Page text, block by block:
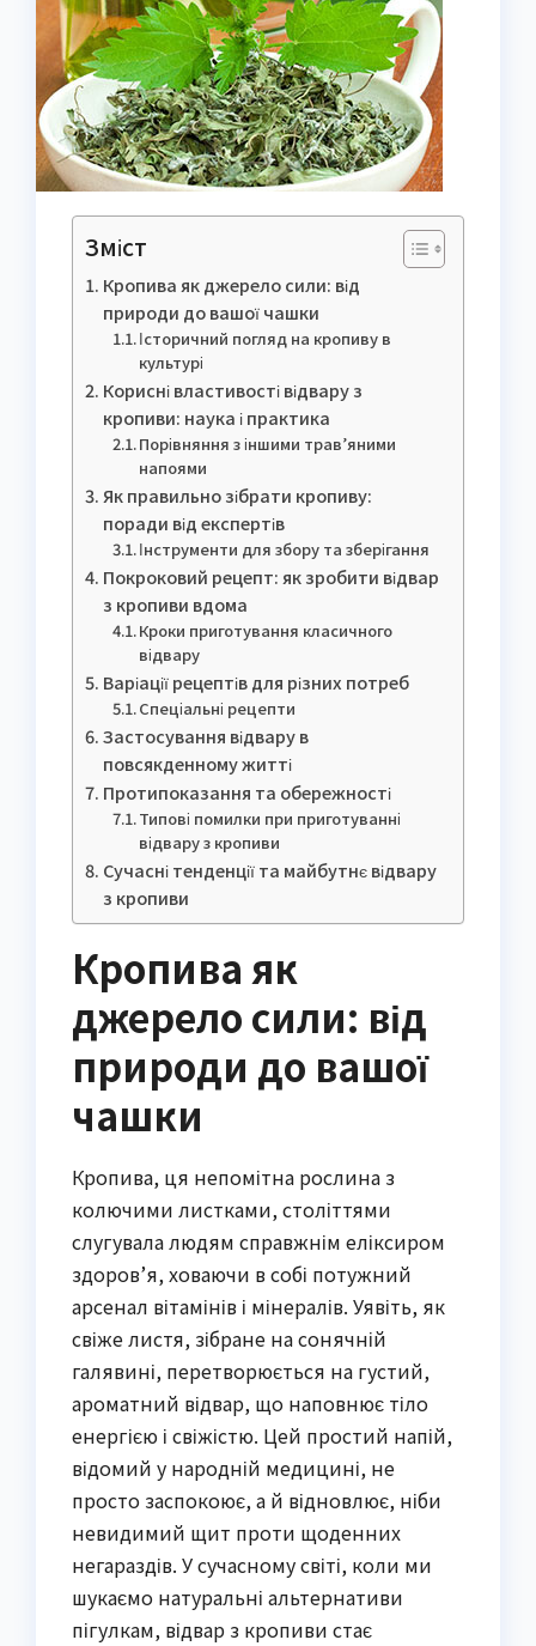
Зміст
Кропива як джерело сили: від
природи до вашої чашки
Історичний погляд на кропиву в
культурі
Корисні властивості відвару з
кропиви: наука і практика
Порівняння з іншими трав’яними
напоями
Як правильно зібрати кропиву:
поради від експертів
Інструменти для збору та зберігання
Покроковий рецепт: як зробити відвар
з кропиви вдома
Кроки приготування класичного
відвару
Варіації рецептів для різних потреб
Спеціальні рецепти
Застосування відвару в
повсякденному житті
Протипоказання та обережності
Типові помилки при приготуванні
відвару з кропиви
Сучасні тенденції та майбутнє відвару
з кропиви
Кропива як
джерело сили: від
природи до вашої
чашки
Кропива, ця непомітна рослина з
колючими листками, століттями
слугувала людям справжнім еліксиром
здоров’я, ховаючи в собі потужний
арсенал вітамінів і мінералів. Уявіть, як
свіже листя, зібране на сонячній
галявині, перетворюється на густий,
ароматний відвар, що наповнює тіло
енергією і свіжістю. Цей простий напій,
відомий у народній медицині, не
просто заспокоює, а й відновлює, ніби
невидимий щит проти щоденних
негараздів. У сучасному світі, коли ми
шукаємо натуральні альтернативи
пігулкам, відвар з кропиви стає